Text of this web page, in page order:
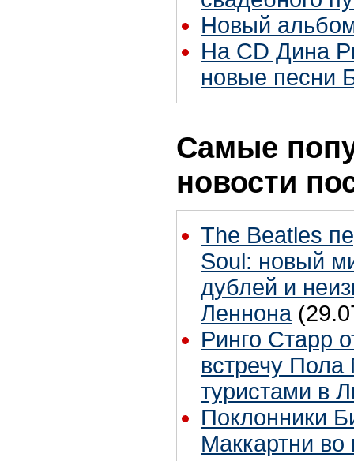
Новый
На CD Дина
новые песни
Самые
новости
The Beatles
Soul: новый
дублей и
Леннона
Ринго Старр
встречу Пола
туристами в
Поклонники
Маккартни во